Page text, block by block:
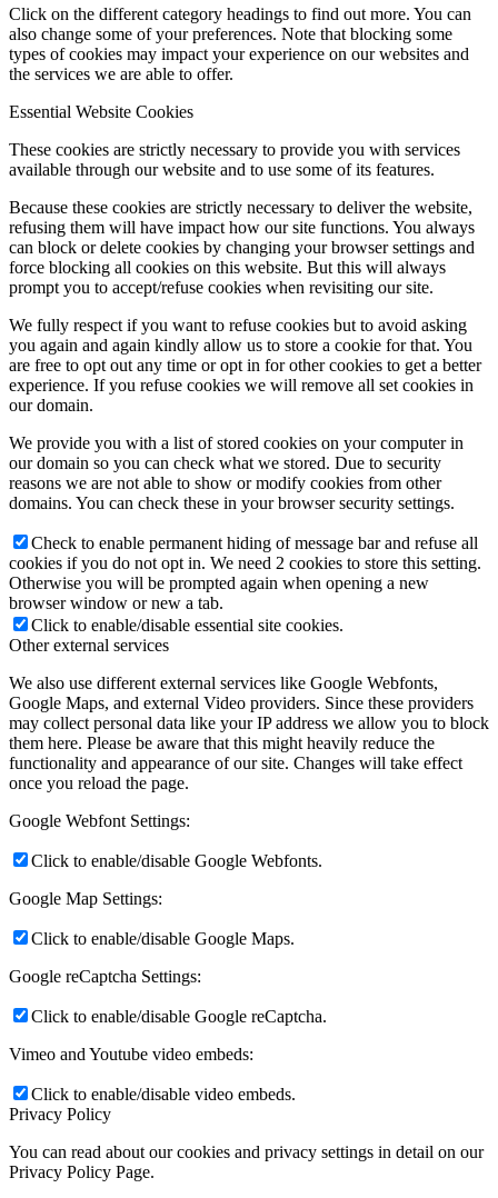
Click on the different category headings to find out more. You can
also change some of your preferences. Note that blocking some
types of cookies may impact your experience on our websites and
the services we are able to offer.
Essential Website Cookies
These cookies are strictly necessary to provide you with services
available through our website and to use some of its features.
Because these cookies are strictly necessary to deliver the website,
refusing them will have impact how our site functions. You always
can block or delete cookies by changing your browser settings and
force blocking all cookies on this website. But this will always
prompt you to accept/refuse cookies when revisiting our site.
We fully respect if you want to refuse cookies but to avoid asking
you again and again kindly allow us to store a cookie for that. You
are free to opt out any time or opt in for other cookies to get a better
experience. If you refuse cookies we will remove all set cookies in
our domain.
We provide you with a list of stored cookies on your computer in
our domain so you can check what we stored. Due to security
reasons we are not able to show or modify cookies from other
domains. You can check these in your browser security settings.
Check to enable permanent hiding of message bar and refuse all
cookies if you do not opt in. We need 2 cookies to store this setting.
Otherwise you will be prompted again when opening a new
browser window or new a tab.
Click to enable/disable essential site cookies.
Other external services
We also use different external services like Google Webfonts,
Google Maps, and external Video providers. Since these providers
may collect personal data like your IP address we allow you to block
them here. Please be aware that this might heavily reduce the
functionality and appearance of our site. Changes will take effect
once you reload the page.
Google Webfont Settings:
Click to enable/disable Google Webfonts.
Google Map Settings:
Click to enable/disable Google Maps.
Google reCaptcha Settings:
Click to enable/disable Google reCaptcha.
Vimeo and Youtube video embeds:
Click to enable/disable video embeds.
Privacy Policy
You can read about our cookies and privacy settings in detail on our
Privacy Policy Page.